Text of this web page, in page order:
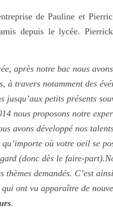
de Pauline et
depuis le lycée.
après notre bac nous
à travers notamment des
petits présents
nous proposons notre
avons développé nos
où votre oeil se
(donc dès le faire-
thèmes demandés. C’est
ont vu apparaître de
.